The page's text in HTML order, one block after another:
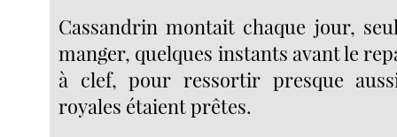
Cassandrin montait chaque jour,
manger, quelques instants avant le
à clef, pour ressortir presque
royales étaient prêtes.